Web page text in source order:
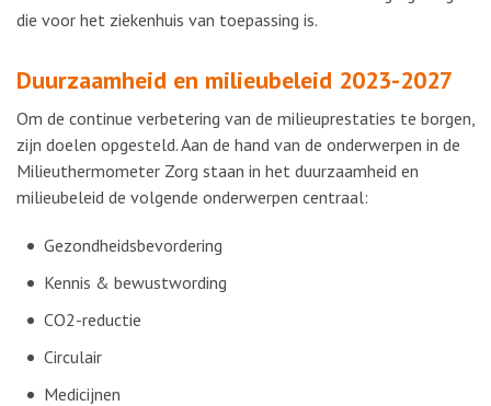
die voor het ziekenhuis van toepassing is.
Duurzaamheid en milieubeleid 2023-2027
Om de continue verbetering van de milieuprestaties te borgen,
zijn doelen opgesteld. Aan de hand van de onderwerpen in de
Milieuthermometer Zorg staan in het duurzaamheid en
milieubeleid de volgende onderwerpen centraal:
Gezondheidsbevordering
Kennis & bewustwording
CO2-reductie
Circulair
Medicijnen